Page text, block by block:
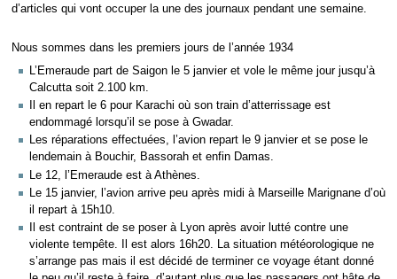
d’articles qui vont occuper la une des journaux pendant une semaine.
Nous sommes dans les premiers jours de l’année 1934
L’Emeraude part de Saigon le 5 janvier et vole le même jour jusqu’à
Calcutta soit 2.100 km.
Il en repart le 6 pour Karachi où son train d’atterrissage est
endommagé lorsqu’il se pose à Gwadar.
Les réparations effectuées, l’avion repart le 9 janvier et se pose le
lendemain à Bouchir, Bassorah et enfin Damas.
Le 12, l’Emeraude est à Athènes.
Le 15 janvier, l’avion arrive peu après midi à Marseille Marignane d’où
il repart à 15h10.
Il est contraint de se poser à Lyon après avoir lutté contre une
violente tempête. Il est alors 16h20. La situation météorologique ne
s’arrange pas mais il est décidé de terminer ce voyage étant donné